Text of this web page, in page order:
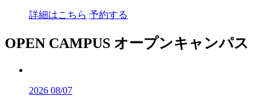
詳細はこちら 予約する
OPEN CAMPUS オープンキャンパス
2026 08/07